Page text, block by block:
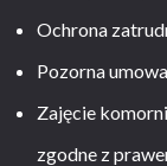
Ochrona
Pozorna
Zajęcie
zgodne z